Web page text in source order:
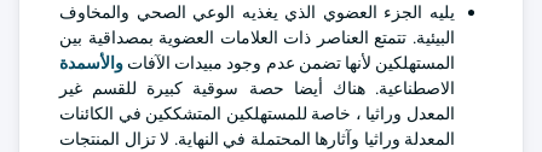
يليه الجزء العضوي الذي يغذيه الوعي الصحي والمخاوف
البيئية. تتمتع العناصر ذات العلامات العضوية بمصداقية بين
المستهلكين لأنها تضمن عدم وجود مبيدات الآفات والأسمدة
الاصطناعية. هناك أيضا حصة سوقية كبيرة للقسم غير
المعدل وراثيا ، خاصة للمستهلكين المتشككين في الكائنات
المعدلة وراثيا وآثارها المحتملة في النهاية. لا تزال المنتجات